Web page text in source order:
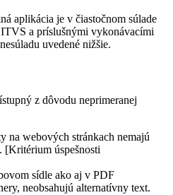
aplikácia je v čiastočnom súlade
a príslušnými vykonávacími
uvedené nižšie.
z dôvodu neprimeranej
na webových stránkach nemajú
úspešnosti
sídle ako aj v PDF
neobsahujú alternatívny text.